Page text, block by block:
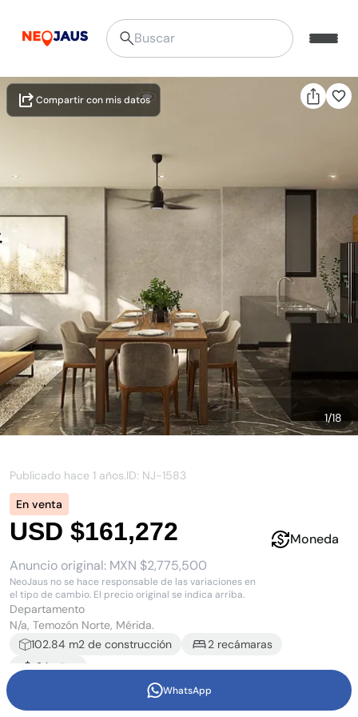
1/18
Compartir con mis datos
Publicado hace 1 años.ID: NJ-1583
En venta
USD $161,272
Anuncio original: MXN $2,775,500
NeoJaus no se hace responsable de las variaciones en
el tipo de cambio. El precio original se indica arriba.
Moneda
Departamento
N/a, Temozón Norte, Mérida.
102.84 m2 de construcción 2 recámaras
2baños
WhatsApp